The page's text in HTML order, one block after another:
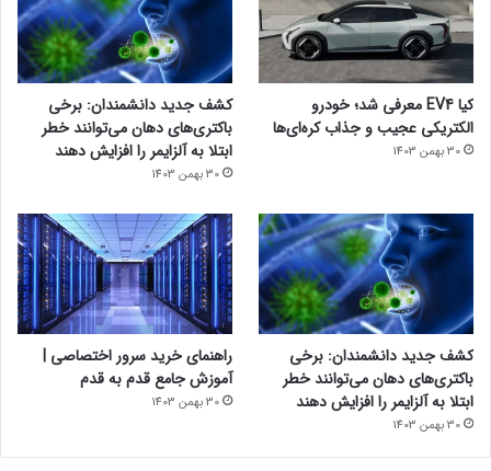
کیا EV4 معرفی شد؛ خودرو
الکتریکی عجیب و جذاب کره‌ای‌ها
30 بهمن 1403
کشف جدید دانشمندان: برخی
باکتری‌های دهان می‌توانند خطر
ابتلا به آلزایمر را افزایش دهند
30 بهمن 1403
کشف جدید دانشمندان: برخی
باکتری‌های دهان می‌توانند خطر
ابتلا به آلزایمر را افزایش دهند
30 بهمن 1403
راهنمای خرید سرور اختصاصی |
آموزش جامع قدم به قدم
30 بهمن 1403